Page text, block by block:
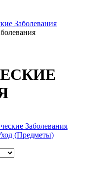
Заболевания
Заболевания
(Предметы)